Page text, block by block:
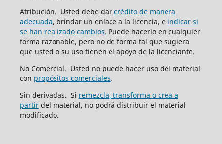
Atribución. Usted debe dar crédito de manera
adecuada, brindar un enlace a la licencia, e indicar si
se han realizado cambios. Puede hacerlo en cualquier
forma razonable, pero no de forma tal que sugiera
que usted o su uso tienen el apoyo de la licenciante.
No Comercial. Usted no puede hacer uso del material
con propósitos comerciales.
Sin derivadas. Si remezcla, transforma o crea a
partirdel material, no podrá distribuir el material
modificado.